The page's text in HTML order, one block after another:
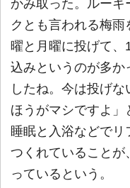
かみ取った。ルーキ
クとも言われる梅
曜と月曜に投げて
込みというのが多か
したね。今は投げ
ほうがマシですよ
睡眠と入浴などでリ
つくれていること
っているという。